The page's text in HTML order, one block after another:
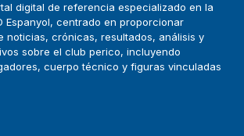
digital de referencia especializado en la
Espanyol, centrado en proporcionar
noticias, crónicas, resultados, análisis y
sobre el club perico, incluyendo
cuerpo técnico y figuras vinculadas